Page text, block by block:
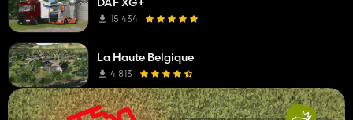
15 434
La Haute Belgique
4 813